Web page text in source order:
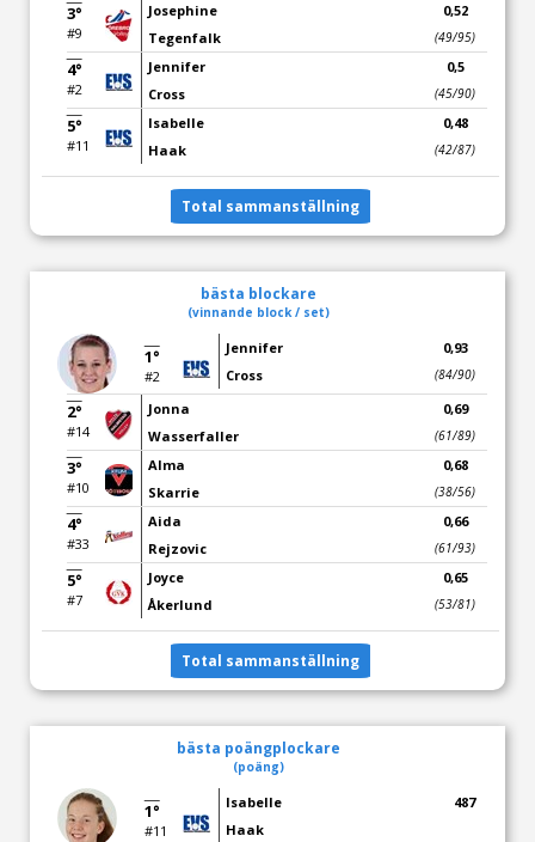
3°
#9
Josephine
Tegenfalk
0,52
(49/95)
4°
#2
Jennifer
Cross
0,5
(45/90)
5°
#11
Isabelle
Haak
0,48
(42/87)
Total sammanställning
bästa blockare
(vinnande block / set)
1°
#2
Jennifer
Cross
0,93
(84/90)
2°
#14
Jonna
Wasserfaller
0,69
(61/89)
3°
#10
Alma
Skarrie
0,68
(38/56)
4°
#33
Aida
Rejzovic
0,66
(61/93)
5°
#7
Joyce
Åkerlund
0,65
(53/81)
Total sammanställning
bästa poängplockare
(poäng)
1°
#11
Isabelle
Haak
487